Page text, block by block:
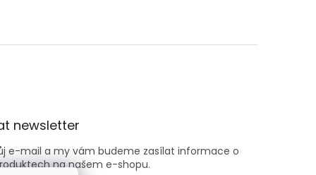
newsletter
e-mail a my vám budeme zasílat informace o
na našem e-shopu.